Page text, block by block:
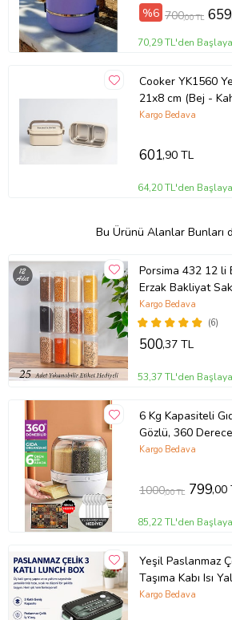
%6 700,00 TL 659
70,29 TL'den
Cooker YK1560
21x8 cm (Bej -
Kargo Bedava
601,90 TL
64,20 TL'den
Bu Ürünü Alanlar Bunları
Porsima 432 12 li
Erzak Bakliyat
1.90 lt - Şeffaf
(6)
Kargo Bedava
500,37 TL
53,37 TL'den
6 Kg Kapasiteli
Gözlü, 360
Baharat Kaşığı
Kargo Bedava
1000,00 TL 799,00
85,22 TL'den
Yeşil Paslanmaz
Taşıma Kabı Isı
Kargo Bedava